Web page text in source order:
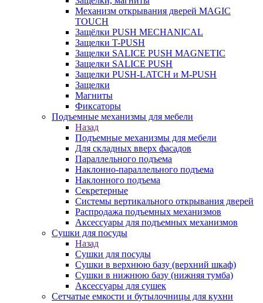
Механизм открывания дверей MAGIC
TOUCH
Защёлки PUSH MECHANICAL
Защелки T-PUSH
Защелки SALICE PUSH MAGNETIC
Защелки SALICE PUSH
Защелки PUSH-LATCH и M-PUSH
Защелки
Магниты
Фиксаторы
Подъемные механизмы для мебели
Назад
Подъемные механизмы для мебели
Для складных вверх фасадов
Параллельного подъема
Наклонно-параллельного подъема
Наклонного подъема
Секретерные
Системы вертикального открывания дверей
Распродажа подъемных механизмов
Аксессуары для подъемных механизмов
Сушки для посуды
Назад
Сушки для посуды
Сушки в верхнюю базу (верхний шкаф)
Сушки в нижнюю базу (нижняя тумба)
Аксессуары для сушек
Сетчатые емкости и бутылочницы для кухни